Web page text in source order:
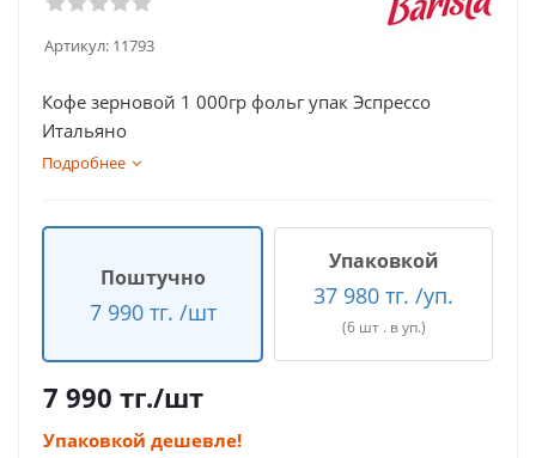
Артикул: 11793
Кофе зерновой 1 000гр фольг упак Эспрессо
Итальяно
Подробнее
Поштучно
7 990 тг. /шт
Упаковкой
37 980 тг. /уп.
(6 шт . в уп.)
7 990 тг./шт
Упаковкой дешевле!